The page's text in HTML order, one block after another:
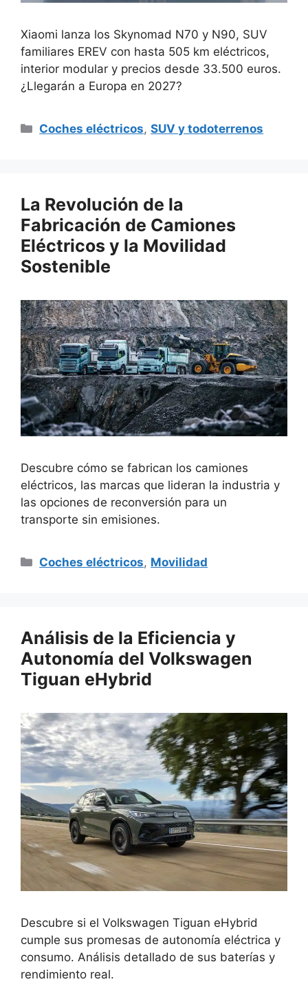
Xiaomi lanza los Skynomad N70 y N90, SUV
familiares EREV con hasta 505 km eléctricos,
interior modular y precios desde 33.500 euros.
¿Llegarán a Europa en 2027?
Categorías
Coches eléctricos,SUV y todoterrenos
La Revolución de la
Fabricación de Camiones
Eléctricos y la Movilidad
Sostenible
Descubre cómo se fabrican los camiones
eléctricos, las marcas que lideran la industria y
las opciones de reconversión para un
transporte sin emisiones.
Categorías
Coches eléctricos, Movilidad
Análisis de la Eficiencia y
Autonomía del Volkswagen
Tiguan eHybrid
Descubre si el Volkswagen Tiguan eHybrid
cumple sus promesas de autonomía eléctrica y
consumo. Análisis detallado de sus baterías y
rendimiento real.